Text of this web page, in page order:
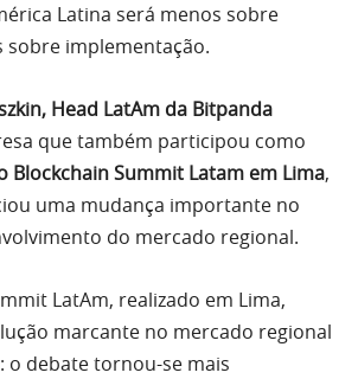
Latina será menos sobre
sobre implementação.
Head LatAm da Bitpanda
que também participou como
Blockchain Summit Latam em Lima,
uma mudança importante no
do mercado regional.
LatAm, realizado em Lima,
marcante no mercado regional
o debate tornou-se mais